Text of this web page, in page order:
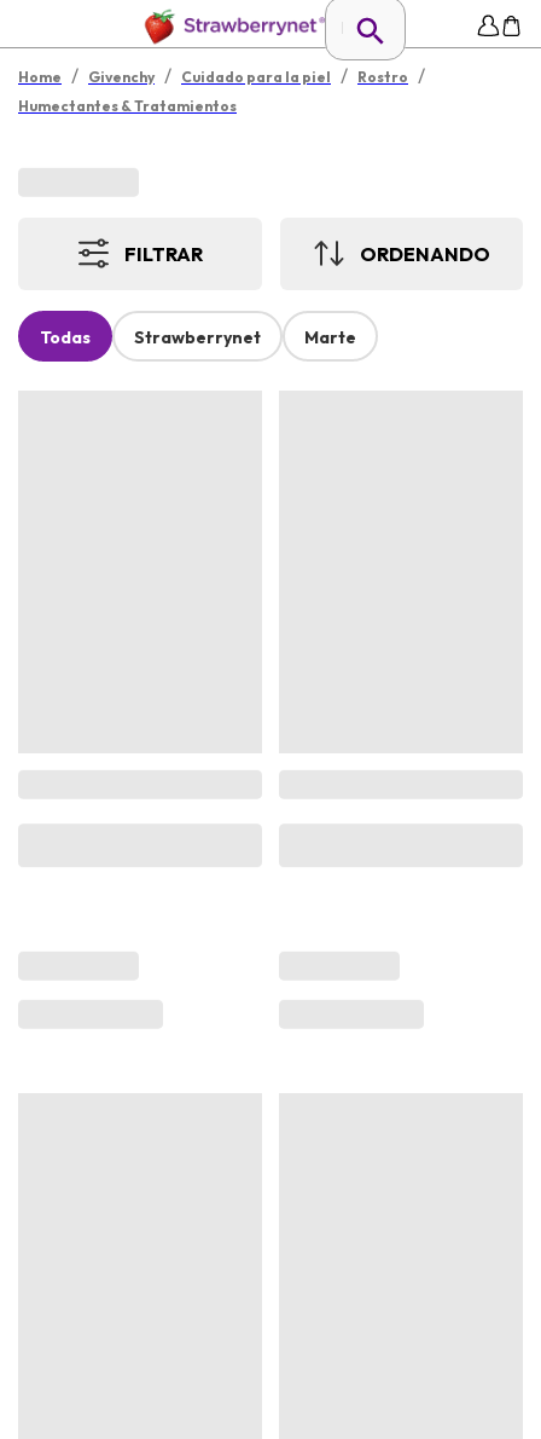
Home / Givenchy / Cuidado para la piel / Rostro /
Humectantes & Tratamientos
FILTRAR ORDENANDO
Todas Strawberrynet Marte